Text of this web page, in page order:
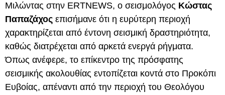
Μιλώντας στην ERTNEWS, ο σεισμολόγος Κώστας
Παπαζάχος επισήμανε ότι η ευρύτερη περιοχή
χαρακτηρίζεται από έντονη σεισμική δραστηριότητα,
καθώς διατρέχεται από αρκετά ενεργά ρήγματα.
Όπως ανέφερε, το επίκεντρο της πρόσφατης
σεισμικής ακολουθίας εντοπίζεται κοντά στο Προκόπι
Ευβοίας, απέναντι από την περιοχή του Θεολόγου